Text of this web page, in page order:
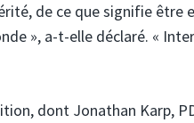
de ce que signifie être
», a-t-elle déclaré. «
dont Jonathan Karp,